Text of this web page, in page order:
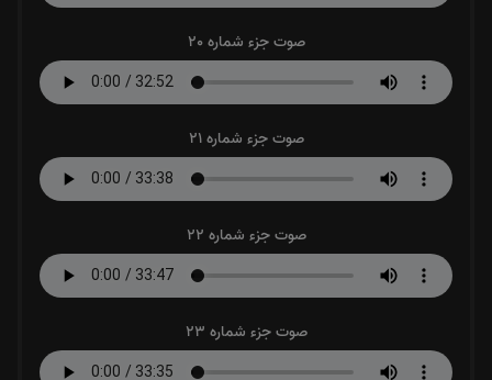
صوت جزء شماره 20
صوت جزء شماره 21
صوت جزء شماره 22
صوت جزء شماره 23